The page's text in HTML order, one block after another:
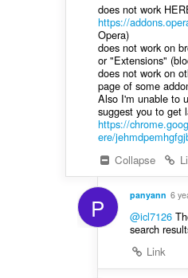
does not work
https://
Opera)
does not work on
or "Extensions"
does not work on
page of some
Also I'm unable to
suggest you to get
https://
ere/
Collapse
P panyann 6
@icl7126
search
Link